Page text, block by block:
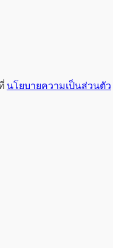
นโยบายความเป็นส่วนตัว